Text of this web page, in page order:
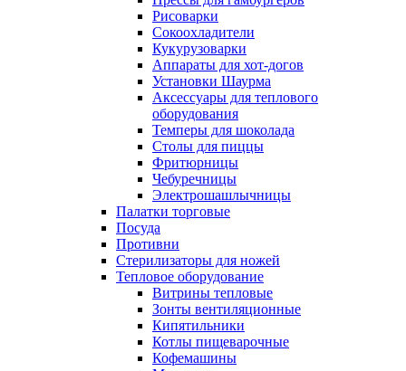
Рисоварки
Сокоохладители
Кукурузоварки
Аппараты для хот-догов
Установки Шаурма
Аксессуары для теплового
оборудования
Темперы для шоколада
Столы для пиццы
Фритюрницы
Чебуречницы
Электрошашлычницы
Палатки торговые
Посуда
Противни
Стерилизаторы для ножей
Тепловое оборудование
Витрины тепловые
Зонты вентиляционные
Кипятильники
Котлы пищеварочные
Кофемашины